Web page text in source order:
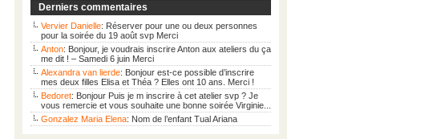
Derniers commentaires
Vervier Danielle: Réserver pour une ou deux personnes
pour la soirée du 19 août svp Merci
Anton: Bonjour, je voudrais inscrire Anton aux ateliers du ça
me dit ! – Samedi 6 juin Merci
Alexandra van lierde: Bonjour est-ce possible d’inscrire
mes deux filles Elisa et Théa ? Elles ont 10 ans. Merci !
Bedoret: Bonjour Puis je m inscrire à cet atelier svp ? Je
vous remercie et vous souhaite une bonne soirée Virginie...
Gonzalez Maria Elena: Nom de l’enfant Tual Ariana